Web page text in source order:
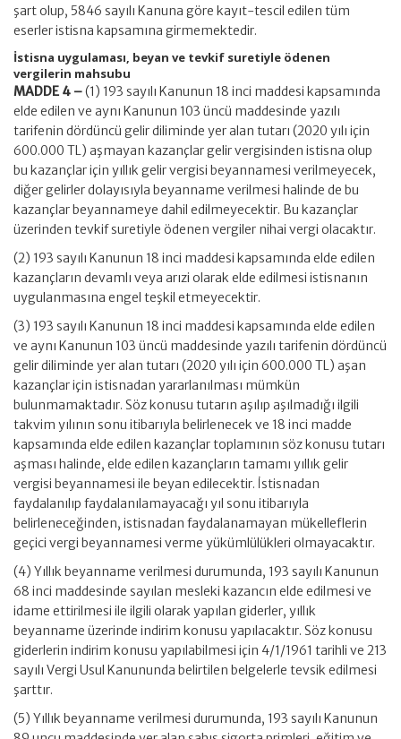
şart olup, 5846 sayılı Kanuna göre kayıt-tescil edilen tüm
eserler istisna kapsamına girmemektedir.
İstisna uygulaması, beyan ve tevkif suretiyle ödenen
vergilerin mahsubu
MADDE 4 –(1) 193 sayılı Kanunun 18 inci maddesi kapsamında
elde edilen ve aynı Kanunun 103 üncü maddesinde yazılı
tarifenin dördüncü gelir diliminde yer alan tutarı (2020 yılı için
600.000 TL) aşmayan kazançlar gelir vergisinden istisna olup
bu kazançlar için yıllık gelir vergisi beyannamesi verilmeyecek,
diğer gelirler dolayısıyla beyanname verilmesi halinde de bu
kazançlar beyannameye dahil edilmeyecektir. Bu kazançlar
üzerinden tevkif suretiyle ödenen vergiler nihai vergi olacaktır.
(2) 193 sayılı Kanunun 18 inci maddesi kapsamında elde edilen
kazançların devamlı veya arızi olarak elde edilmesi istisnanın
uygulanmasına engel teşkil etmeyecektir.
(3) 193 sayılı Kanunun 18 inci maddesi kapsamında elde edilen
ve aynı Kanunun 103 üncü maddesinde yazılı tarifenin dördüncü
gelir diliminde yer alan tutarı (2020 yılı için 600.000 TL) aşan
kazançlar için istisnadan yararlanılması mümkün
bulunmamaktadır. Söz konusu tutarın aşılıp aşılmadığı ilgili
takvim yılının sonu itibarıyla belirlenecek ve 18 inci madde
kapsamında elde edilen kazançlar toplamının söz konusu tutarı
aşması halinde, elde edilen kazançların tamamı yıllık gelir
vergisi beyannamesi ile beyan edilecektir. İstisnadan
faydalanılıp faydalanılamayacağı yıl sonu itibarıyla
belirleneceğinden, istisnadan faydalanamayan mükelleflerin
geçici vergi beyannamesi verme yükümlülükleri olmayacaktır.
(4) Yıllık beyanname verilmesi durumunda, 193 sayılı Kanunun
68 inci maddesinde sayılan mesleki kazancın elde edilmesi ve
idame ettirilmesi ile ilgili olarak yapılan giderler, yıllık
beyanname üzerinde indirim konusu yapılacaktır. Söz konusu
giderlerin indirim konusu yapılabilmesi için 4/1/1961 tarihli ve 213
sayılı Vergi Usul Kanununda belirtilen belgelerle tevsik edilmesi
şarttır.
(5) Yıllık beyanname verilmesi durumunda, 193 sayılı Kanunun